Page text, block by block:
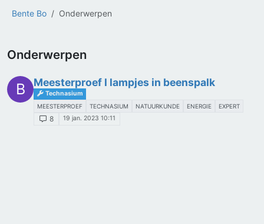
Bente Bo Onderwerpen
Onderwerpen
B Meesterproef l lampjes in beenspalk
Technasium
MEESTERPROEF TECHNASIUM NATUURKUNDE ENERGIE EXPERT
8 19 jan. 2023 10:11